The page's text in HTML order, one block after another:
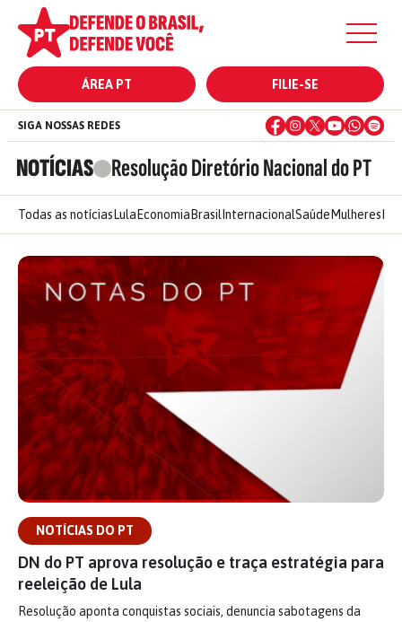
ÁREA PT FILIE-SE
NOTÍCIAS Resolução Diretório Nacional do PT
SIGA NOSSAS REDES
Todas as notícias Lula Economia Brasil InternacionalSaúde Mulheres
NOTÍCIAS DO PT
DN do PT aprova resolução e traça estratégia para
reeleição de Lula
Resolução aponta conquistas sociais, denuncia sabotagens da